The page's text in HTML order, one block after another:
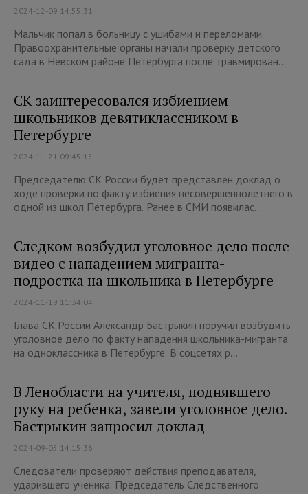
2024-12-09 14:55:31
Мальчик попал в больницу с ушибами и переломами.
Правоохранительные органы начали проверку детского
сада в Невском районе Петербурга после травмирован...
СК заинтересовался избиением
школьников девятиклассником в
Петербурге
2024-11-21 09:45:15
Председателю СК России будет представлен доклад о
ходе проверки по факту избиения несовершеннолетнего в
одной из школ Петербурга. Ранее в СМИ появилас...
Следком возбудил уголовное дело после
видео с нападением мигранта-
подростка на школьника в Петербурге
2024-11-19 11:34:04
Глава СК России Александр Бастрыкин поручил возбудить
уголовное дело по факту нападения школьника-мигранта
на одноклассника в Петербурге. В соцсетях р...
В Ленобласти на учителя, поднявшего
руку на ребенка, завели уголовное дело.
Бастрыкин запросил доклад
2024-09-05 14:15:36
Следователи проверяют действия преподавателя,
ударившего ученика. Председатель Следственного